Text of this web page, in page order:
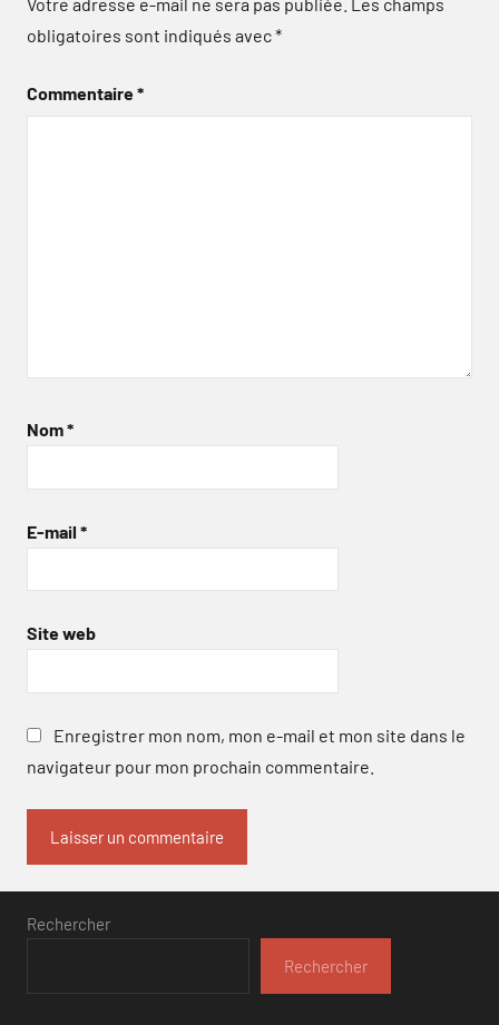
obligatoires sont indiqués avec*
Commentaire*
Nom*
E-mail *
Site web
Enregistrer mon nom, mon e-mail et mon site dans le
navigateur pour mon prochain commentaire.
Rechercher
Rechercher